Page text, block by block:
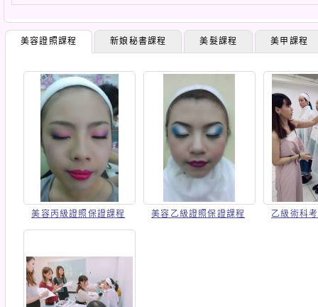
美容證照課程 新娘秘書課程 美髮課程 美甲課程
美容丙級證照保證課程 美容乙級證照保證課程 乙級術科